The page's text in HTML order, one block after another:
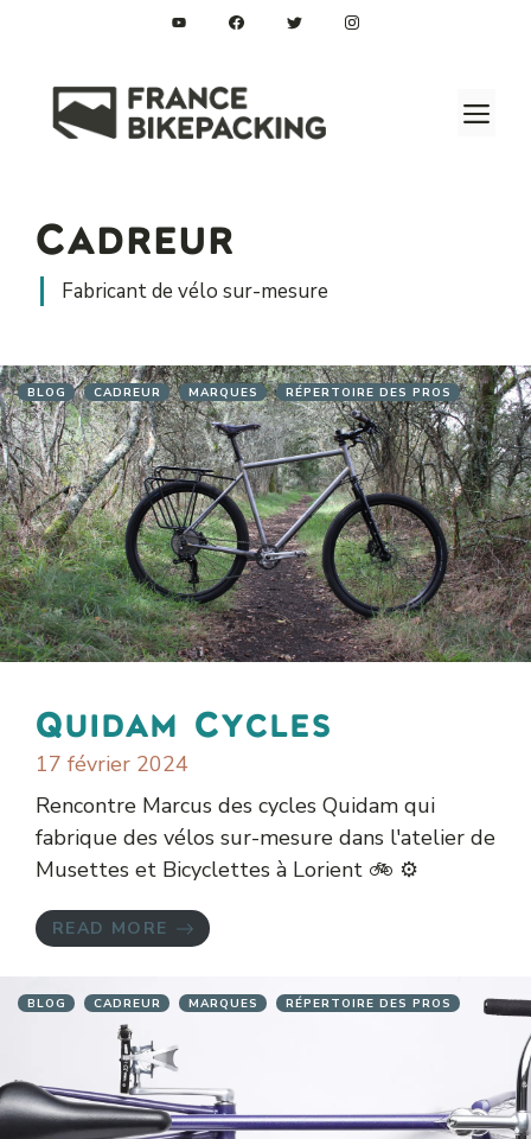
Cadreur
Fabricant de vélo sur-mesure
BLOG CADREUR MARQUES RÉPERTOIRE DES PROS
Quidam Cycles
17 février 2024
Rencontre Marcus des cycles Quidam qui
fabrique des vélos sur-mesure dans l'atelier de
Musettes et Bicyclettes à Lorient 🚲 ⚙️
READ MORE
BLOG CADREUR MARQUES RÉPERTOIRE DES PROS